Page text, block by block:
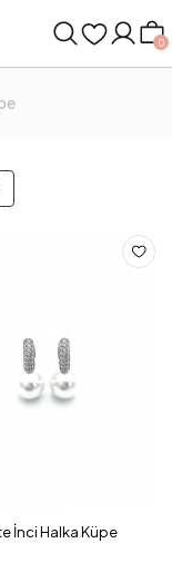
0
İnci Halka Küpe